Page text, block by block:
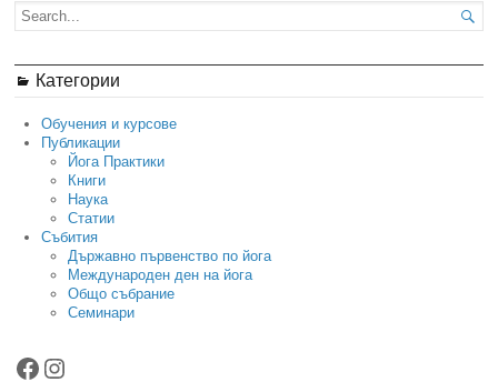

Категории
Обучения и курсове
Публикации
Йога Практики
Книги
Наука
Статии
Събития
Държавно първенство по йога
Международен ден на йога
Общо събрание
Семинари
Facebook
Instagram